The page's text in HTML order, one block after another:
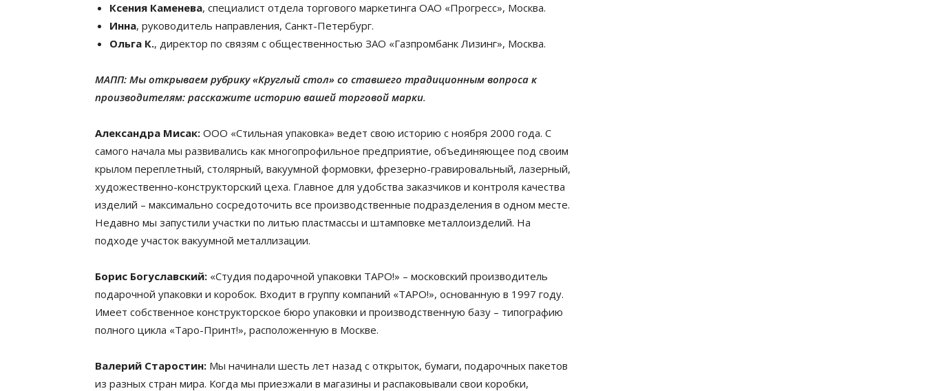
Ксения Каменева, специалист отдела торгового маркетинга ОАО «Прогресс», Москва.
Инна, руководитель направления, Санкт-Петербург.
Ольга К., директор по связям с общественностью ЗАО «Газпромбанк Лизинг», Москва.
МАПП: Мы открываем рубрику «Круглый стол» со ставшего традиционным вопроса к
производителям: расскажите историю вашей торговой марки.
Александра Мисак: ООО «Стильная упаковка» ведет свою историю с ноября 2000 года. С
самого начала мы развивались как многопрофильное предприятие, объединяющее под своим
крылом переплетный, столярный, вакуумной формовки, фрезерно-гравировальный, лазерный,
художественно-конструкторский цеха. Главное для удобства заказчиков и контроля качества
изделий – максимально сосредоточить все производственные подразделения в одном месте.
Недавно мы запустили участки по литью пластмассы и штамповке металлоизделий. На
подходе участок вакуумной металлизации.
Борис Богуславский: «Студия подарочной упаковки ТАРО!» – московский производитель
подарочной упаковки и коробок. Входит в группу компаний «ТАРО!», основанную в 1997 году.
Имеет собственное конструкторское бюро упаковки и производственную базу – типографию
полного цикла «Таро-Принт!», расположенную в Москве.
Валерий Старостин: Мы начинали шесть лет назад с открыток, бумаги, подарочных пакетов
из разных стран мира. Когда мы приезжали в магазины и распаковывали свои коробки,